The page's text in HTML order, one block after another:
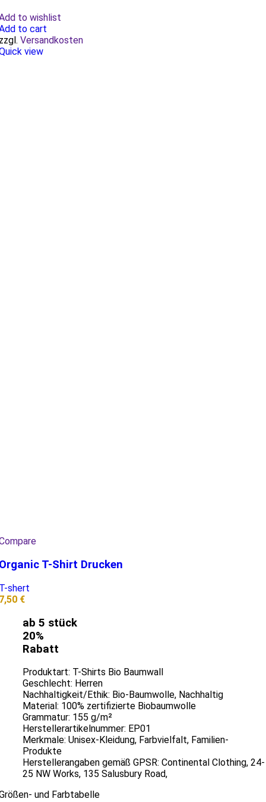
to wishlist
to cart
Versandkosten
view
T-Shirt Drucken
shert
€
ab 5 stück
20%
Rabatt
Produktart: T-Shirts Bio Baumwall
Geschlecht: Herren
Nachhaltig­keit/Ethik: Bio-Baumwolle, Nachhaltig
Material: 100% zertifizierte Biobaumwolle
Grammatur: 155 g/m²
Herstellerartikelnummer: EP01
Merkmale: Unisex-Kleidung, Farbvielfalt, Familien-
Produkte
Herstellerangaben gemäß GPSR: Continental Clothing, 24-
25 NW Works, 135 Salusbury Road,
und Farbtabelle